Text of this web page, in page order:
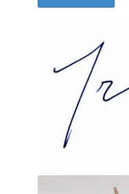
baboukèt la!
choisi par l’ONU pour
intérimaire pour la
Préval lui-même qui,
travaux du CIRH.
d’Haïti aurait dû se
tutelle. S’il l’avait fait,
qu’il s’était fait
Unis, à être dirigée